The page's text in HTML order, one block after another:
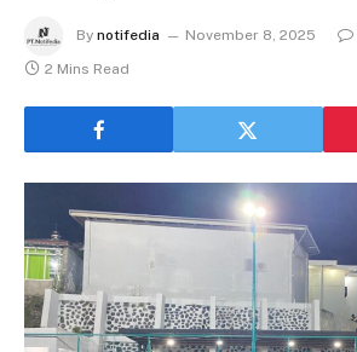
By notifedia November 8, 2025
2 Mins Read